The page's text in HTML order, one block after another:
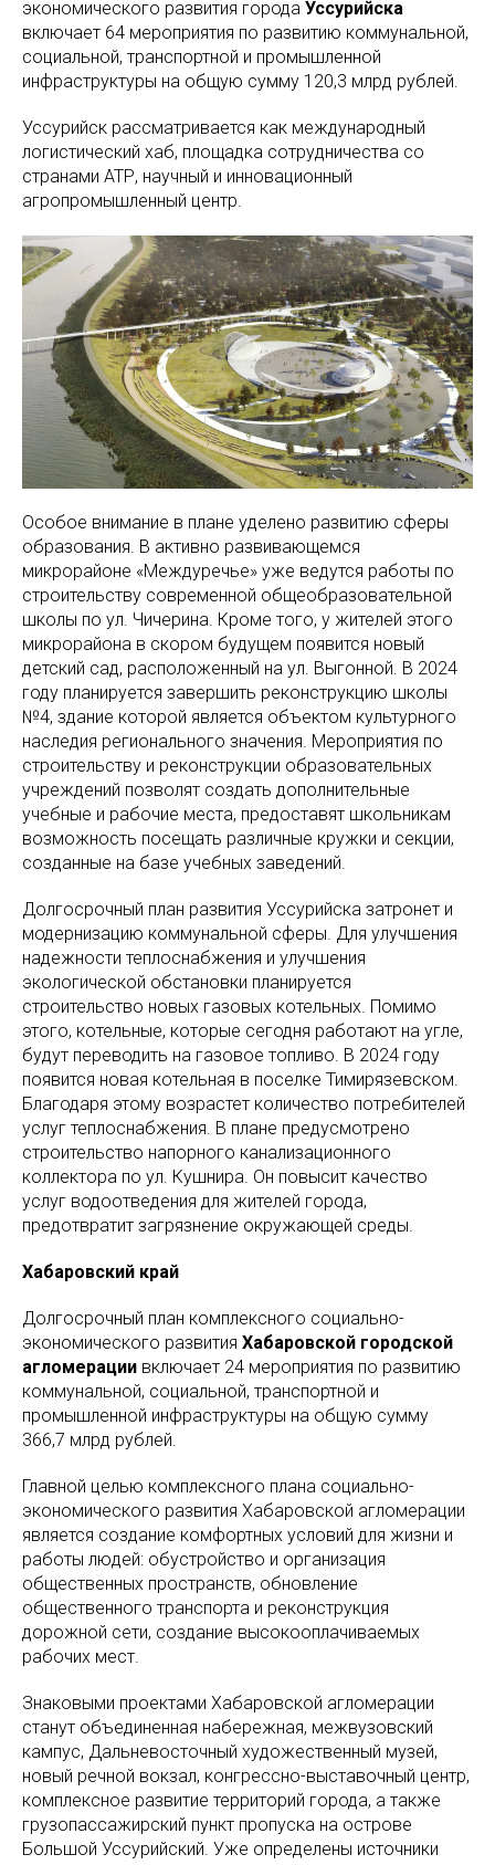
экономического развития города Уссурийска
включает 64 мероприятия по развитию коммунальной,
социальной, транспортной и промышленной
инфраструктуры на общую сумму 120,3 млрд рублей.
Уссурийск рассматривается как международный
логистический хаб, площадка сотрудничества со
странами АТР, научный и инновационный
агропромышленный центр.
Особое внимание в плане уделено развитию сферы
образования. В активно развивающемся
микрорайоне «Междуречье» уже ведутся работы по
строительству современной общеобразовательной
школы по ул. Чичерина. Кроме того, у жителей этого
микрорайона в скором будущем появится новый
детский сад, расположенный на ул. Выгонной. В 2024
году планируется завершить реконструкцию школы
№4, здание которой является объектом культурного
наследия регионального значения. Мероприятия по
строительству и реконструкции образовательных
учреждений позволят создать дополнительные
учебные и рабочие места, предоставят школьникам
возможность посещать различные кружки и секции,
созданные на базе учебных заведений.
Долгосрочный план развития Уссурийска затронет и
модернизацию коммунальной сферы. Для улучшения
надежности теплоснабжения и улучшения
экологической обстановки планируется
строительство новых газовых котельных. Помимо
этого, котельные, которые сегодня работают на угле,
будут переводить на газовое топливо. В 2024 году
появится новая котельная в поселке Тимирязевском.
Благодаря этому возрастет количество потребителей
услуг теплоснабжения. В плане предусмотрено
строительство напорного канализационного
коллектора по ул. Кушнира. Он повысит качество
услуг водоотведения для жителей города,
предотвратит загрязнение окружающей среды.
Хабаровский край
Долгосрочный план комплексного социально-
экономического развития Хабаровской городской
агломерации включает 24 мероприятия по развитию
коммунальной, социальной, транспортной и
промышленной инфраструктуры на общую сумму
366,7 млрд рублей.
Главной целью комплексного плана социально-
экономического развития Хабаровской агломерации
является создание комфортных условий для жизни и
работы людей: обустройство и организация
общественных пространств, обновление
общественного транспорта и реконструкция
дорожной сети, создание высокооплачиваемых
рабочих мест.
Знаковыми проектами Хабаровской агломерации
станут объединенная набережная, межвузовский
кампус, Дальневосточный художественный музей,
новый речной вокзал, конгрессно-выставочный центр,
комплексное развитие территорий города, а также
грузопассажирский пункт пропуска на острове
Большой Уссурийский. Уже определены источники